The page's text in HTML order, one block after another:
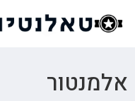
אלמנטור